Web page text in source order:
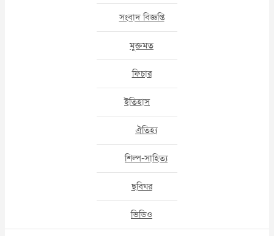
সংবাদ বিজ্ঞপ্তি
মুক্তমত
ফিচার
ইতিহাস
ঐতিহ্য
শিল্প-সাহিত্য
ছবিঘর
ভিডিও